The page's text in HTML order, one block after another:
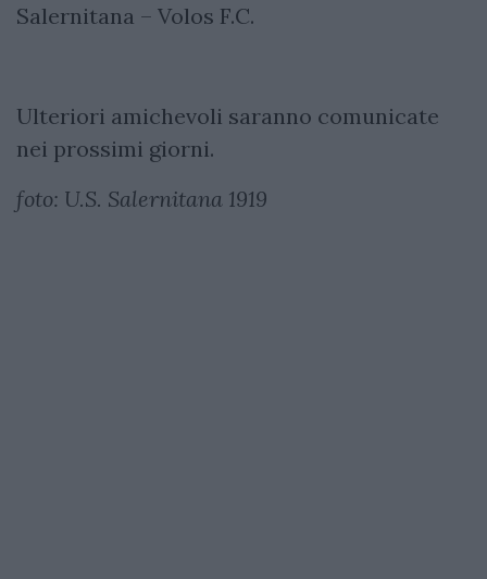
Salernitana – Volos F.C.
Ulteriori amichevoli saranno comunicate
nei prossimi giorni.
foto: U.S. Salernitana 1919